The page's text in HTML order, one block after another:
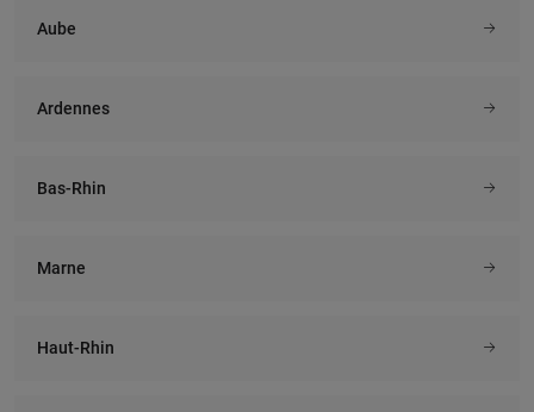
Aube
Ardennes
Bas-Rhin
Marne
Haut-Rhin